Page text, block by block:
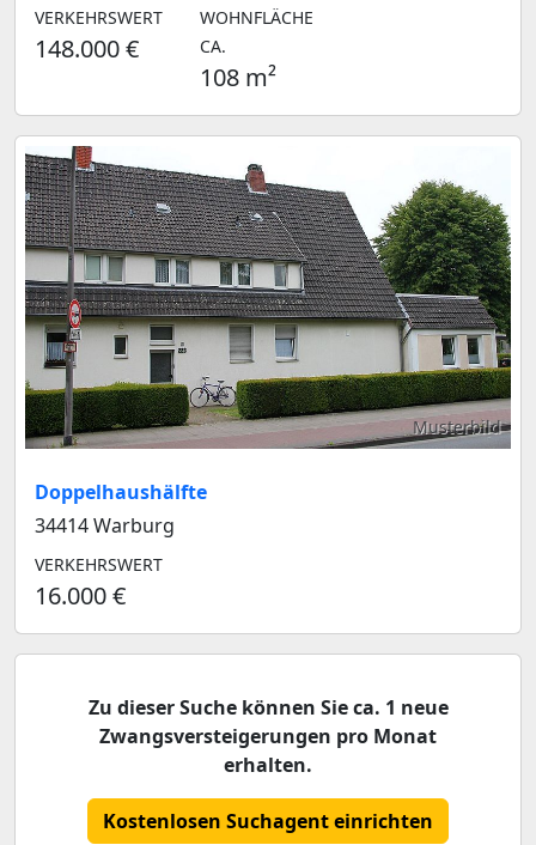
VERKEHRSWERT
148.000 €
WOHNFLÄCHE
CA.
108 m²
Musterbild
Doppelhaushälfte
34414 Warburg
VERKEHRSWERT
16.000 €
Zu dieser Suche können Sie ca. 1 neue
Zwangsversteigerungen pro Monat
erhalten.
Kostenlosen Suchagent einrichten